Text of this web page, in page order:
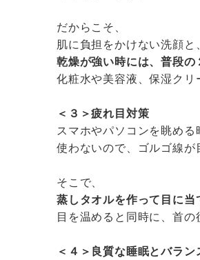
だからこそ、
肌に負担をかけない洗顔
乾燥が強い時には、普段
化粧水や美容液、保湿クリ
＜３＞疲れ目対策
スマホやパソコンを眺め
使わないので、ゴルゴ線が
そこで、
蒸しタオルを作って目に
目を温めると同時に、首
＜４＞良質な睡眠とバラ